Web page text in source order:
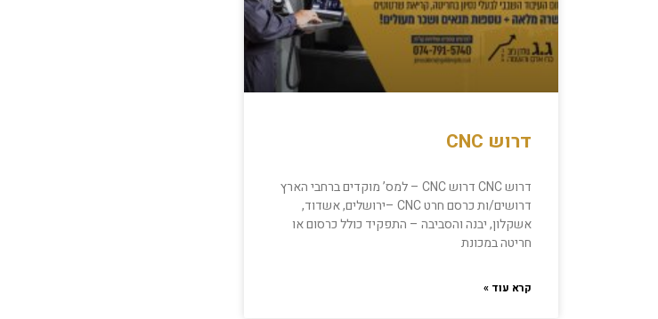
דרוש CNC
דרוש CNC דרוש CNC – למס’ מוקדים ברחבי הארץ
דרושים/ות כרסם חרט CNC –ירושלים, אשדוד,
אשקלון, יבנה והסביבה – התפקיד כולל כרסום או
חריטה במכונת
קרא עוד »